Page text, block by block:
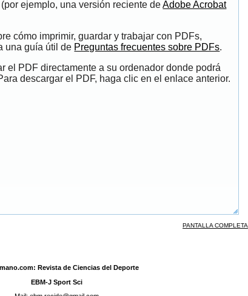
ejemplo, una versión reciente deAdobe Acrobat
cómo imprimir, guardar y trabajar con PDFs,
una guía útil de Preguntas frecuentes sobre PDFs.
el PDF directamente a su ordenador donde podrá
descargar el PDF, haga clic en el enlace anterior.
PANTALLA COMPLETA
Revista de Ciencias del Deporte
EBM-J Sport Sci